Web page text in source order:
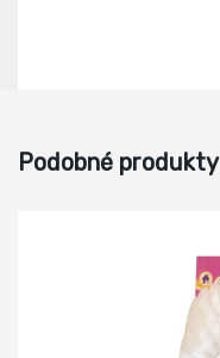
Podobné produkty